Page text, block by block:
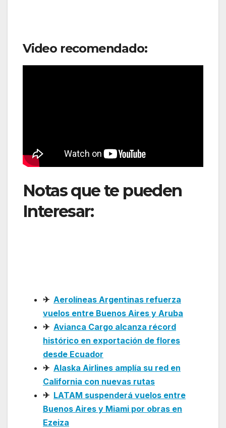
Video recomendado:
Notas que te pueden
Interesar:
✈ Aerolíneas Argentinas refuerza
vuelos entre Buenos Aires y Aruba
✈ Avianca Cargo alcanza récord
histórico en exportación de flores
desde Ecuador
✈ Alaska Airlines amplía su red en
California con nuevas rutas
✈ LATAM suspenderá vuelos entre
Buenos Aires y Miami por obras en
Ezeiza